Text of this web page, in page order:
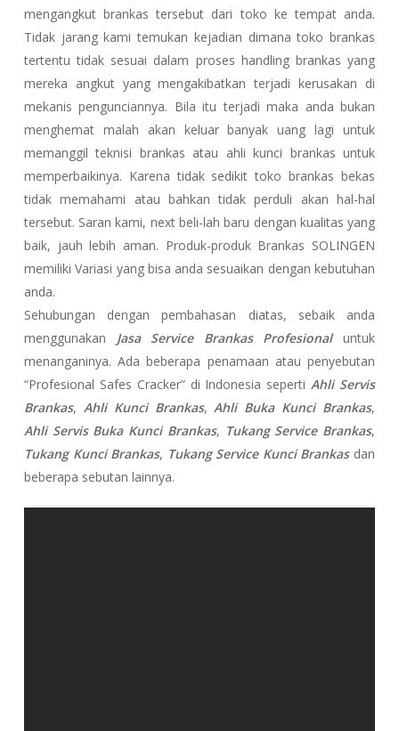
mengangkut brankas tersebut dari toko ke tempat anda.
Tidak jarang kami temukan kejadian dimana toko brankas
tertentu tidak sesuai dalam proses handling brankas yang
mereka angkut yang mengakibatkan terjadi kerusakan di
mekanis pengunciannya. Bila itu terjadi maka anda bukan
menghemat malah akan keluar banyak uang lagi untuk
memanggil teknisi brankas atau ahli kunci brankas untuk
memperbaikinya. Karena tidak sedikit toko brankas bekas
tidak memahami atau bahkan tidak perduli akan hal-hal
tersebut. Saran kami, next beli-lah baru dengan kualitas yang
baik, jauh lebih aman. Produk-produk Brankas SOLINGEN
memiliki Variasi yang bisa anda sesuaikan dengan kebutuhan
anda.
Sehubungan dengan pembahasan diatas, sebaik anda
menggunakan Jasa Service Brankas Profesionaluntuk
menanganinya. Ada beberapa penamaan atau penyebutan
“Profesional Safes Cracker” di Indonesia sepertiAhli Servis
Brankas, Ahli Kunci Brankas,Ahli Buka Kunci Brankas,
Ahli Servis Buka Kunci Brankas, Tukang Service Brankas,
Tukang Kunci Brankas, Tukang Service Kunci Brankasdan
beberapa sebutan lainnya.